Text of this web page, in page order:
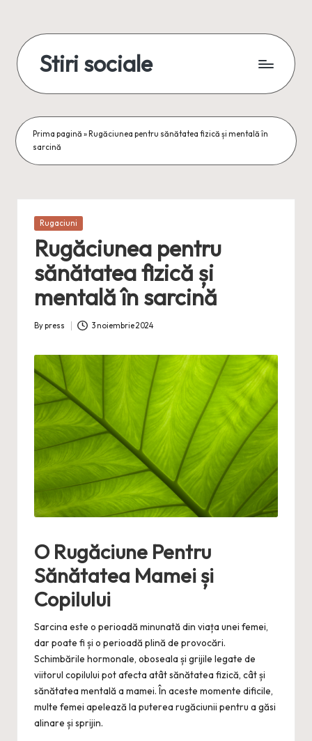
content
Stiri sociale
conexiuni
reale
Prima pagină » Rugăciunea pentru sănătatea fizică și mentală în
sarcină
Posted
Rugaciuni
Rugăciunea pentru
sănătatea fizică și
mentală în sarcină
Posted
Bypress 3 noiembrie 2024
O Rugăciune Pentru
Sănătatea Mamei și
Copilului
Sarcina este o perioadă minunată din viața unei femei,
dar poate fi și o perioadă plină de provocări.
Schimbările hormonale, oboseala și grijile legate de
viitorul copilului pot afecta atât sănătatea fizică, cât și
sănătatea mentală a mamei. În aceste momente dificile,
multe femei apelează la puterea rugăciunii pentru a găsi
alinare și sprijin.